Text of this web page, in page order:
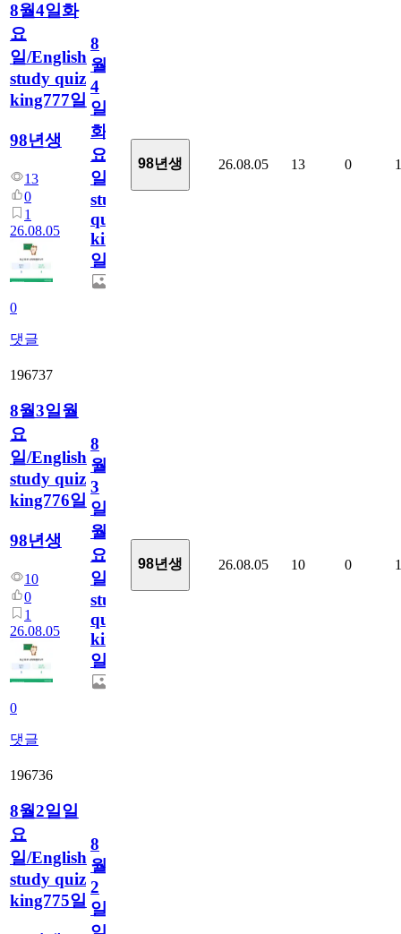
8월4일화
요
일/English
study quiz
king777일
98년생
13
0
1
26.08.05
0
댓글
8
월
4
일
화
요
일/English
study
quiz
king777
일
98년생 26.08.05 13 0 1
196737
8월3일월
요
일/English
study quiz
king776일
98년생
10
0
1
26.08.05
0
댓글
8
월
3
일
월
요
일/English
study
quiz
king776
일
98년생 26.08.05 10 0 1
196736
8월2일일
요
일/English
study quiz
king775일
8
월
2
일